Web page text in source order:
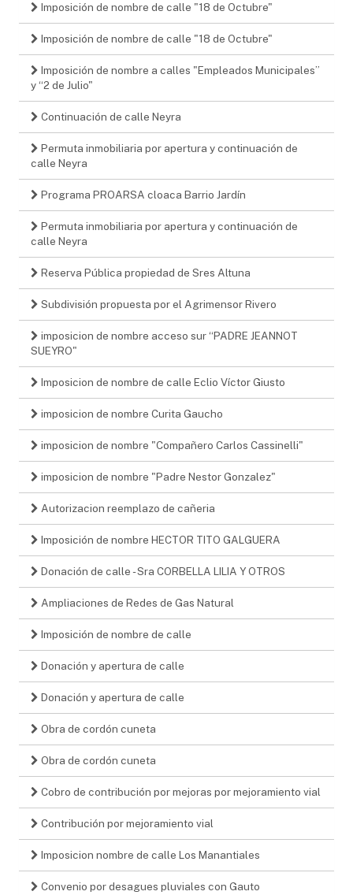
Imposición de nombre de calle "18 de Octubre"
Imposición de nombre de calle "18 de Octubre"
Imposición de nombre a calles "Empleados Municipales”
y “2 de Julio"
Continuación de calle Neyra
Permuta inmobiliaria por apertura y continuación de
calle Neyra
Programa PROARSA cloaca Barrio Jardín
Permuta inmobiliaria por apertura y continuación de
calle Neyra
Reserva Pública propiedad de Sres Altuna
Subdivisión propuesta por el Agrimensor Rivero
imposicion de nombre acceso sur “PADRE JEANNOT
SUEYRO"
Imposicion de nombre de calle Eclio Víctor Giusto
imposicion de nombre Curita Gaucho
imposicion de nombre "Compañero Carlos Cassinelli"
imposicion de nombre "Padre Nestor Gonzalez"
Autorizacion reemplazo de cañeria
Imposición de nombre HECTOR TITO GALGUERA
Donación de calle - Sra CORBELLA LILIA Y OTROS
Ampliaciones de Redes de Gas Natural
Imposición de nombre de calle
Donación y apertura de calle
Donación y apertura de calle
Obra de cordón cuneta
Obra de cordón cuneta
Cobro de contribución por mejoras por mejoramiento vial
Contribución por mejoramiento vial
Imposicion nombre de calle Los Manantiales
Convenio por desagues pluviales con Gauto